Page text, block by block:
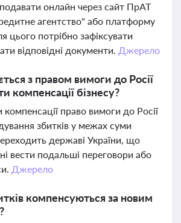
онлайн через сайт ПрАТ
агентство" або платформу
цього потрібно зафіксувати
відповідні документи. Джерело
з правом вимоги до Росії
компенсації бізнесу?
компенсації право вимоги до Росії
збитків у межах суми
державі України, що
вести подальші переговори або
Джерело
компенсуються за новим